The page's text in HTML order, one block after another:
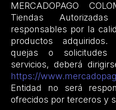
MERCADOPAGO
Tiendas
responsables por la
productos adquiridos.
quejas o
servicios, deberá
https://
Entidad no será
ofrecidos por terceros y